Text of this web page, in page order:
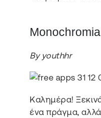
Monochromia
By youthhr
Καλημέρα!
ένα πράγμα,